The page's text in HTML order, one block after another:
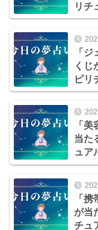
リチ
「
くじ
ピリ
「
当た
ュア
「
が当
チュ